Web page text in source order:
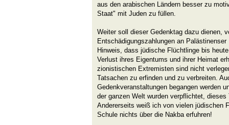
aus den arabischen Ländern besser zu
Staat" mit Juden zu füllen.
Weiter soll dieser Gedenktag dazu dienen,
Entschädigungszahlungen an
Hinweis, dass jüdische Flüchtlinge bis
Verlust ihres Eigentums und ihrer Heimat
zionistischen Extremisten sind nicht
Tatsachen zu erfinden und zu verbreiten.
Gedenkveranstaltungen begangen werden
der ganzen Welt wurden verpflichtet,
Andererseits weiß ich von vielen jüdischen
Schule nichts über die Nakba erfuhren!